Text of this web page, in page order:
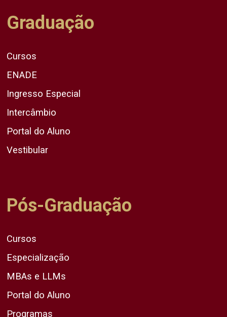
Graduação
Cursos
ENADE
Ingresso Especial
Intercâmbio
Portal do Aluno
Vestibular
Pós-Graduação
Cursos
Especialização
MBAs e LLMs
Portal do Aluno
Programas